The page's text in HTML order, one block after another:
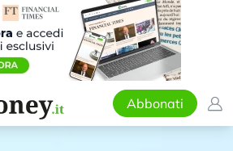
Abbonati